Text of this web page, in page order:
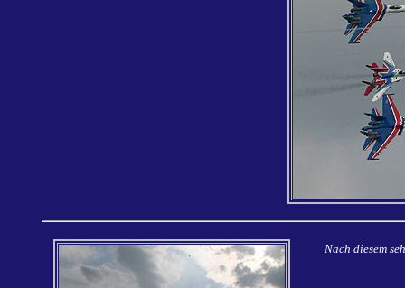
Nach diesem